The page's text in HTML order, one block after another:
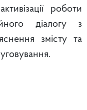
роботи
діалогу з
змісту та